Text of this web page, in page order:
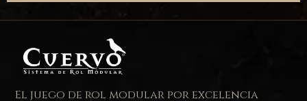
El juego de rol modular por excelencia